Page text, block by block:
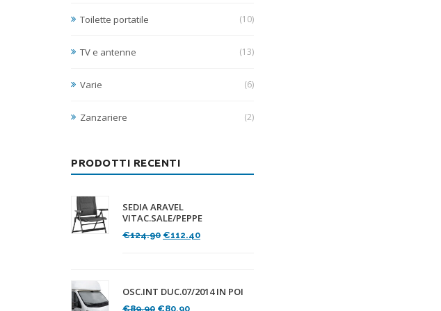
Toilette portatile (10)
TV e antenne (13)
Varie (6)
Zanzariere (2)
PRODOTTI RECENTI
SEDIA ARAVEL
VITAC.SALE/PEPPE
€124.90 Il
€124.90.
€112.40Il
€112.40.
OSC.INT DUC.07/2014 IN POI
€89.90 Il
€80.90Il